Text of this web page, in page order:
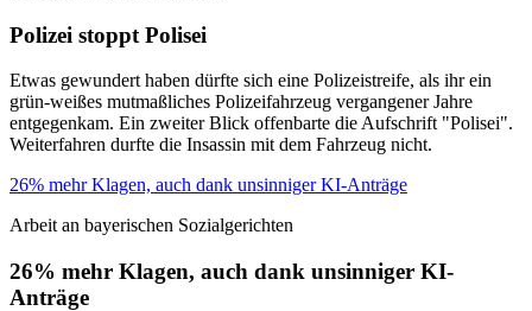
Polizei stoppt Polisei
Etwas gewundert haben dürfte sich eine Polizeistreife, als ihr ein
grün-weißes mutmaßliches Polizeifahrzeug vergangener Jahre
entgegenkam. Ein zweiter Blick offenbarte die Aufschrift "Polisei".
Weiterfahren durfte die Insassin mit dem Fahrzeug nicht.
26% mehr Klagen, auch dank unsinniger KI-Anträge
Arbeit an bayerischen Sozialgerichten
26% mehr Klagen, auch dank unsinniger KI-
Anträge